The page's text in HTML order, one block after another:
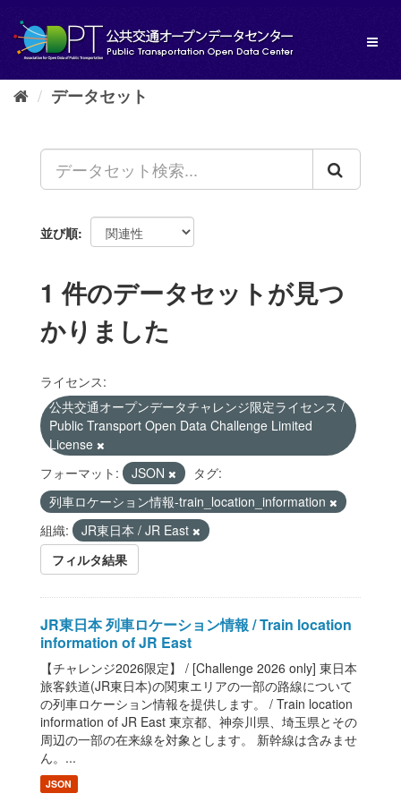
し
データセット
並び順
1 件のデータセットが見つ
かりました
ライセンス:
公共交通オープンデータチャレンジ限定ライセンス /
Public Transport Open Data Challenge Limited
License
フォーマット:
JSON
タグ:
列車ロケーション情報-train_location_information
組織:
JR東日本 / JR East
フィルタ結果
JR東日本 列車ロケーション情報 / Train location
information of JR East
【チャレンジ2026限定】 / [Challenge 2026 only] 東日本
旅客鉄道(JR東日本)の関東エリアの一部の路線について
の列車ロケーション情報を提供します。 / Train location
information of JR East 東京都、神奈川県、埼玉県とその
周辺の一部の在来線を対象とします。 新幹線は含みませ
ん。...
JSON